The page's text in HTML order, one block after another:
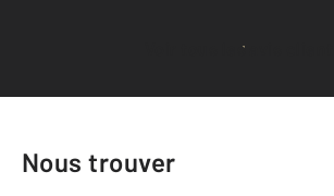
Voir tous les avis clients
Nous trouver